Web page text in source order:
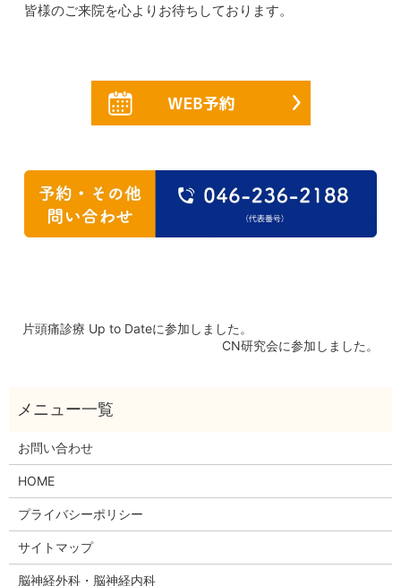
皆様のご来院を心よりお待ちしております。
片頭痛診療 Up to Dateに参加しました。
CN研究会に参加しました。
お問い合わせ
HOME
プライバシーポリシー
サイトマップ
脳神経外科・脳神経内科